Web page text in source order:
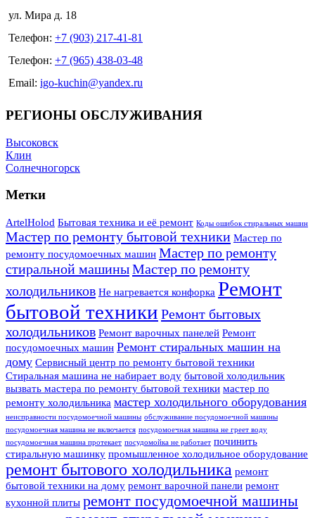
ул. Мира д. 18
Телефон: +7 (903) 217-41-81
Телефон: +7 (965) 438-03-48
Email: igo-kuchin@yandex.ru
РЕГИОНЫ ОБСЛУЖИВАНИЯ
Высоковск
Клин
Солнечногорск
Метки
ArtelHolod Бытовая техника и её ремонт Коды ошибок стиральных машин
Мастер по ремонту бытовой техники Мастер по
ремонту посудомоечных машин Мастер по ремонту
стиральной машиныМастер по ремонту
холодильников Не нагревается конфорка Ремонт
бытовой техники Ремонт бытовых
холодильников Ремонт варочных панелей Ремонт
посудомоечных машин Ремонт стиральных машин на
дому Сервисный центр по ремонту бытовой техники
Стиральная машина не набирает воду бытовой холодильник
вызвать мастера по ремонту бытовой техники мастер по
ремонту холодильника мастер холодильного оборудования
неисправности посудомоечной машины обслуживание посудомоечной машины
посудомоечная машина не включается посудомоечная машина не греет воду
посудомоечная машина протекает посудомойка не работает починить
стиральную машинку промышленное холодильное оборудование
ремонт бытового холодильника ремонт
бытовой техники на дому ремонт варочной панели ремонт
кухонной плиты ремонт посудомоечной машины